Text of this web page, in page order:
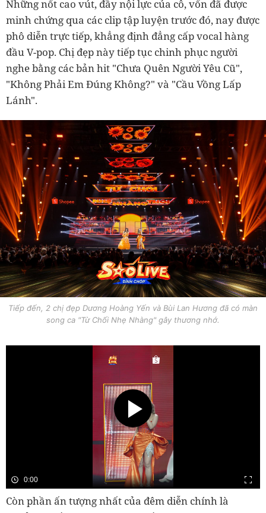
Những nốt cao vút, đầy nội lực của cô, vốn đã được
minh chứng qua các clip tập luyện trước đó, nay được
phô diễn trực tiếp, khẳng định đẳng cấp vocal hàng
đầu V-pop. Chị đẹp này tiếp tục chinh phục người
nghe bằng các bản hit "Chưa Quên Người Yêu Cũ",
"Không Phải Em Đúng Không?" và "Cầu Vồng Lấp
Lánh".
Tiếp đến, 2 chị đẹp Dương Hoàng Yến và Bùi Lan Hương đã có màn
song ca "Từ Chối Nhẹ Nhàng" gây thương nhớ.
0:00
Còn phần ấn tượng nhất của đêm diễn chính là